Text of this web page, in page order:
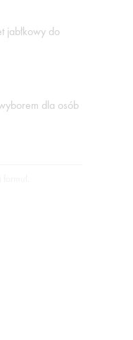
jabłkowy do
dla osób